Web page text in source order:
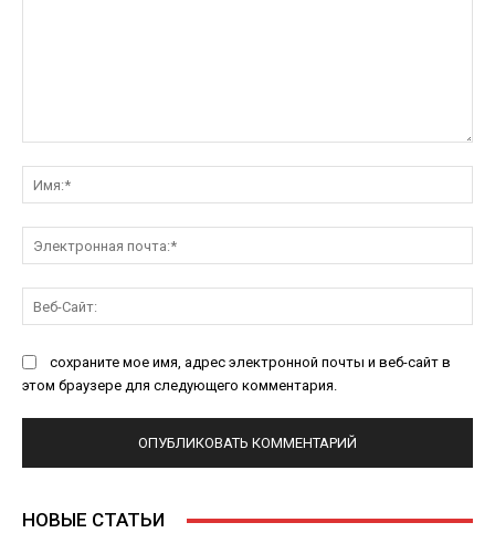
сохраните мое имя, адрес электронной почты и веб-сайт в
этом браузере для следующего комментария.
НОВЫЕ СТАТЬИ